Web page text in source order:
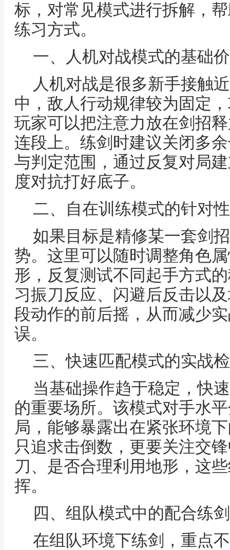
标，对常见模式进行拆解，
练习方式。
一、人机对战模式的基础
人机对战是很多新手接触
中，敌人行动规律较为固定
玩家可以把注意力放在剑招
连段上。练剑时建议关闭多
与判定范围，通过反复对局
度对抗打好底子。
二、自在训练模式的针对
如果目标是精修某一套剑
势。这里可以随时调整角色
形，反复测试不同起手方式
习振刀反应、闪避后反击以
段动作的前后摇，从而减少
误。
三、快速匹配模式的实战
当基础操作趋于稳定，快
的重要场所。该模式对手水
局，能够暴露出在紧张环境
只追求击倒数，更要关注交
刀、是否合理利用地形，这
挥。
四、组队模式中的配合练剑
在组队环境下练剑，重点